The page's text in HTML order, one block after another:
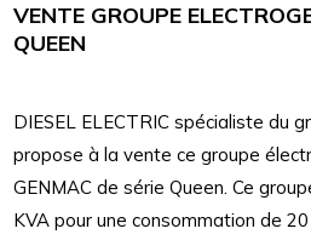
VENTE GROUPE
QUEEN
DIESEL ELECTRIC spécialiste du
propose à la vente ce groupe
GENMAC de série Queen. Ce
KVA pour une consommation de